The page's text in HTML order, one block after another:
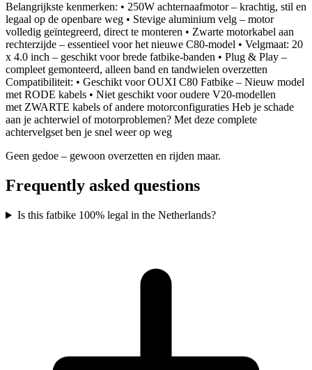
Belangrijkste kenmerken: • 250W achternaafmotor – krachtig, stil en
legaal op de openbare weg • Stevige aluminium velg – motor
volledig geïntegreerd, direct te monteren • Zwarte motorkabel aan
rechterzijde – essentieel voor het nieuwe C80-model • Velgmaat: 20
x 4.0 inch – geschikt voor brede fatbike-banden • Plug & Play –
compleet gemonteerd, alleen band en tandwielen overzetten
Compatibiliteit: • Geschikt voor OUXI C80 Fatbike – Nieuw model
met RODE kabels • Niet geschikt voor oudere V20-modellen
met ZWARTE kabels of andere motorconfiguraties Heb je schade
aan je achterwiel of motorproblemen? Met deze complete
achtervelgset ben je snel weer op weg
Geen gedoe – gewoon overzetten en rijden maar.
Frequently asked questions
Is this fatbike 100% legal in the Netherlands?